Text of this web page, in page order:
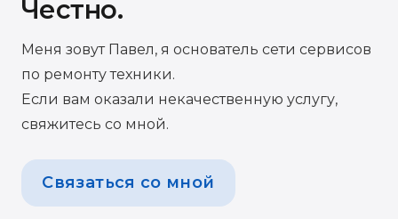
Честно.
Меня зовут Павел, я основатель сети сервисов
по ремонту техники.
Если вам оказали некачественную услугу,
свяжитесь со мной.
Связаться со мной